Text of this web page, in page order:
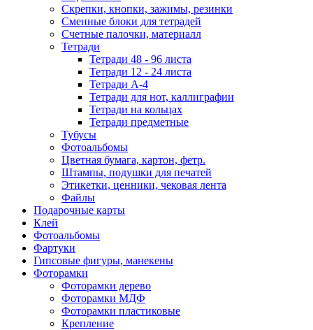
Скрепки, кнопки, зажимы, резинки
Сменные блоки для тетрадей
Счетные палочки, материалл
Тетради
Тетради 48 - 96 листа
Тетради 12 - 24 листа
Тетради А-4
Тетради для нот, каллиграфии
Тетради на кольцах
Тетради предметные
Тубусы
Фотоальбомы
Цветная бумага, картон, фетр.
Штампы, подушки для печатей
Этикетки, ценники, чековая лента
Файлы
Подарочные карты
Клей
Фотоальбомы
Фартуки
Гипсовые фигуры, манекены
Фоторамки
Фоторамки дерево
Фоторамки МДФ
Фоторамки пластиковые
Крепление